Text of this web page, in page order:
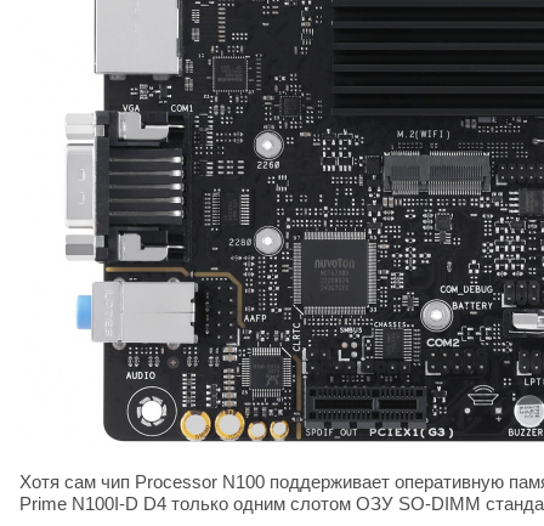
Хотя сам чип Processor N100 поддерживает оперативную
Prime N100I-D D4 только одним слотом ОЗУ SO-DIMM